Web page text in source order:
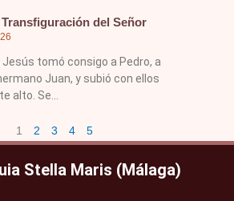
Transfiguración del Señor
Jesús tomó consigo a Pedro, a
Juan, y subió con ellos
alto. Se
1 2 3 4 5
Stella Maris (Málaga)